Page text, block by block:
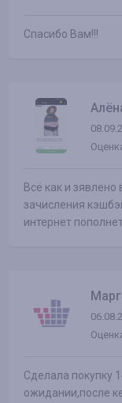
Спасибо Вам!!!
Всё как и
зачисления
интернет
Сделала покупку
ожидании,после